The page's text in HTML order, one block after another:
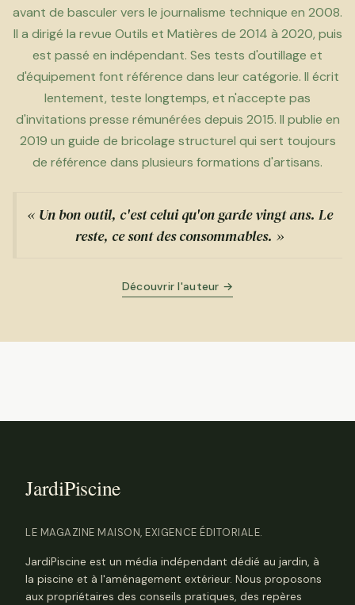
avant de basculer vers le journalisme technique en 2008.
Il a dirigé la revue Outils et Matières de 2014 à 2020, puis
est passé en indépendant. Ses tests d'outillage et
d'équipement font référence dans leur catégorie. Il écrit
lentement, teste longtemps, et n'accepte pas
d'invitations presse rémunérées depuis 2015. Il publie en
2019 un guide de bricolage structurel qui sert toujours
de référence dans plusieurs formations d'artisans.
« Un bon outil, c'est celui qu'on garde vingt ans. Le
reste, ce sont des consommables. »
Découvrir l'auteur →
LE MAGAZINE MAISON, EXIGENCE ÉDITORIALE.
JardiPiscine est un média indépendant dédié au jardin, à
la piscine et à l'aménagement extérieur. Nous proposons
aux propriétaires des conseils pratiques, des repères